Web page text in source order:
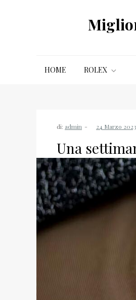
HOME ROLEX
di: admin
Una